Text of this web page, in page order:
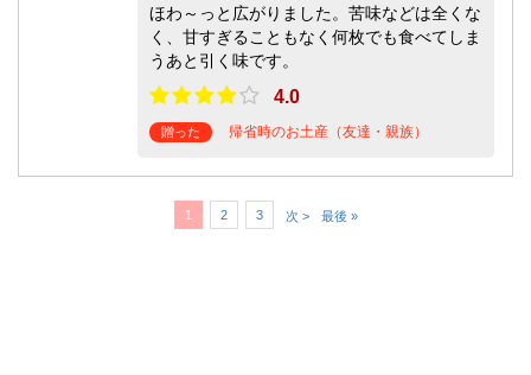
ほわ～っと広がりました。苦味などは全くな
く、甘すぎることもなく何枚でも食べてしま
うあと引く味です。
4.0
贈った 帰省時のお土産（友達・親族）
1 2 3 次 > 最後 »